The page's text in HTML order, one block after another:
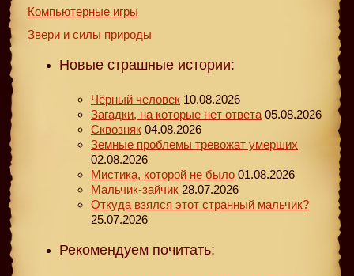
Компьютерные игры
Звери и силы природы
Новые страшные истории:
Чёрный человек 10.08.2026
Загадки, на которые нет ответа 05.08.2026
Сквозняк 04.08.2026
Земные проблемы тревожат умерших
02.08.2026
Мистика, которой не было 01.08.2026
Мальчик-зайчик 28.07.2026
Откуда взялся этот странный мальчик?
25.07.2026
Рекомендуем почитать: